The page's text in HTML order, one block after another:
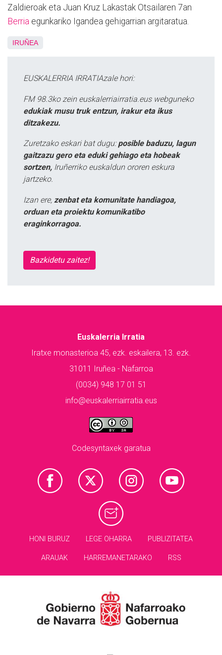
Zaldieroak eta Juan Kruz Lakastak Otsailaren 7an
Berria egunkariko Igandea gehigarrian argitaratua.
IRUÑEA
EUSKALERRIA IRRATIAzale hori:
FM 98.3ko zein euskalerriairratia.eus webguneko
edukiak musu truk entzun, irakur eta ikus
ditzakezu.
Zuretzako eskari bat dugu: posible baduzu, lagun
gaitzazu gero eta eduki gehiago eta hobeak
sortzen, Iruñerriko euskaldun ororen eskura
jartzeko.
Izan ere, zenbat eta komunitate handiagoa,
orduan eta proiektu komunikatibo
eraginkorragoa.
Bazkidetu zaitez!
Euskalerria Irratia
Iratxe monasterioa 45, ezk. eskailera, 13. ezk.
31011 Iruñea - Nafarroa
(0034) 948 17 01 51
info@euskalerriairratia.eus
Codesyntaxek garatua
HONI BURUZ LEGE OHARRA PUBLIZITATEA
ARAUAK HARREMANETARAKO RSS